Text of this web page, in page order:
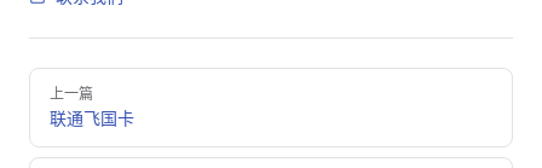
Pager
上一篇
联通飞国卡